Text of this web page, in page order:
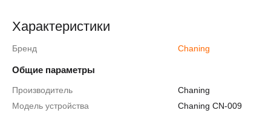
Характеристики
Бренд Chaning
Общие параметры
Производитель
Chaning
Модель устройства
Chaning CN-009